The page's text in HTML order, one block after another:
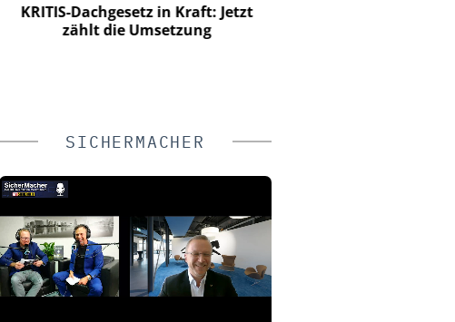
KRITIS-Dachgesetz in Kraft: Jetzt
zählt die Umsetzung
SICHERMACHER